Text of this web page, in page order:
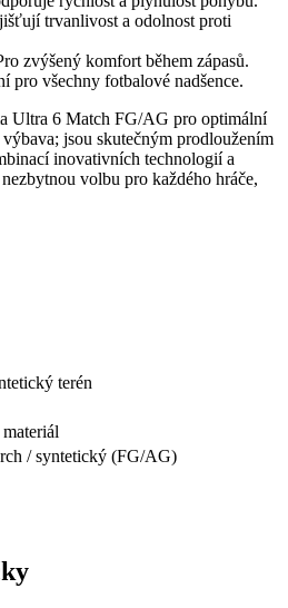
trvanlivost a odolnost proti
zvýšený komfort během zápasů.
pro všechny fotbalové nadšence.
Ultra 6 Match FG/AG pro optimální
jsou skutečným prodloužením
inovativních technologií a
volbu pro každého hráče,
terén
/ syntetický (FG/AG)